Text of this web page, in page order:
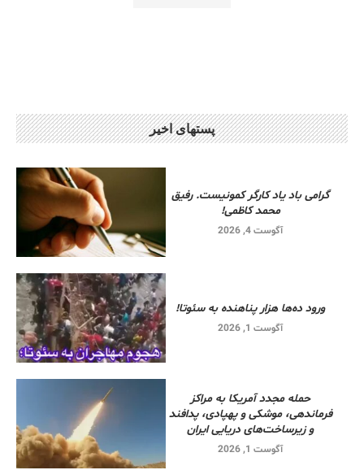
پستهای اخیر
گرامی باد یاد کارگر کمونیست. رفیق
محمد کاظمی!
آگوست 4, 2026
ورود ده‌ها هزار پناهنده به سئوتا!
آگوست 1, 2026
حمله مجدد آمریکا به مراکز
فرماندهی، موشکی و پهپادی، پدافند
و زیرساخت‌های دریایی ایران
آگوست 1, 2026